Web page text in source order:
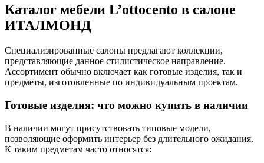
Каталог мебели L’ottocento в салоне
ИТАЛМОНД
Специализированные салоны предлагают коллекции,
представляющие данное стилистическое направление.
Ассортимент обычно включает как готовые изделия, так и
предметы, изготовленные по индивидуальным проектам.
Готовые изделия: что можно купить в наличии
В наличии могут присутствовать типовые модели,
позволяющие оформить интерьер без длительного ожидания.
К таким предметам часто относятся: